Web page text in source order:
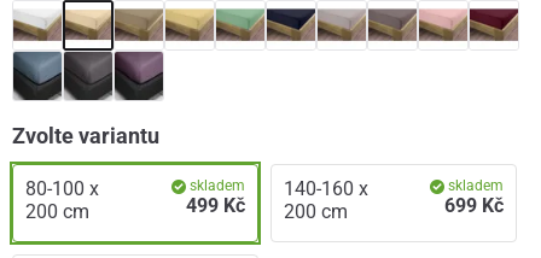
Zvolte variantu
80-100 x
200 cm
skladem
499 Kč
140-160 x
200 cm
skladem
699 Kč